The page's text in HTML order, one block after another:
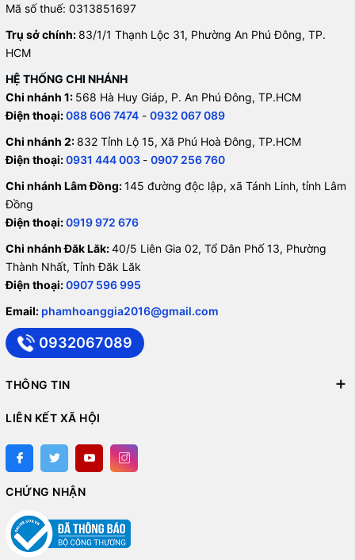
Mã số thuế: 0313851697
Trụ sở chính: 83/1/1 Thạnh Lộc 31, Phường An Phú Đông, TP.
HCM
HỆ THỐNG CHI NHÁNH
Chi nhánh 1: 568 Hà Huy Giáp, P. An Phú Đông, TP.HCM
Điện thoại:088 606 7474 - 0932 067 089
Chi nhánh 2: 832 Tỉnh Lộ 15, Xã Phú Hoà Đông, TP.HCM
Điện thoại:0931 444 003 - 0907 256 760
Chi nhánh Lâm Đồng:145 đường độc lập, xã Tánh Linh, tỉnh Lâm
Đồng
Điện thoại:0919 972 676
Chi nhánh Đăk Lăk:40/5 Liên Gia 02, Tổ Dân Phố 13, Phường
Thành Nhất, Tỉnh Đăk Lăk
Điện thoại:0907 596 995
Email: phamhoanggia2016@gmail.com
0932067089
THÔNG TIN
LIÊN KẾT XÃ HỘI
CHỨNG NHẬN